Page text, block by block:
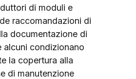
di moduli e
raccomandazioni di
documentazione di
condizionano
la copertura alla
di manutenzione